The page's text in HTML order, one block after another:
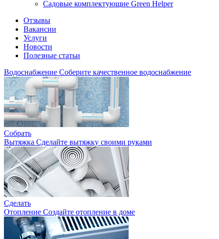
Садовые комплектующие Green Helper
Отзывы
Вакансии
Услуги
Новости
Полезные статьи
Водоснабжение Соберите качественное водоснабжение
Собрать
Вытяжка Сделайте вытяжку своими руками
Сделать
Отопление Создайте отопление в доме